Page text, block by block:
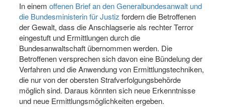
In einem offenen Brief an den Generalbundesanwalt und
die Bundesministerin für Justiz fordern die Betroffenen
der Gewalt, dass die Anschlagserie als rechter Terror
eingestuft und Ermittlungen durch die
Bundesanwaltschaft übernommen werden. Die
Betroffenen versprechen sich davon eine Bündelung der
Verfahren und die Anwendung von Ermittlungstechniken,
die nur von der obersten Strafverfolgungsbehörde
möglich sind. Daraus könnten sich neue Erkenntnisse
und neue Ermittlungsmöglichkeiten ergeben.